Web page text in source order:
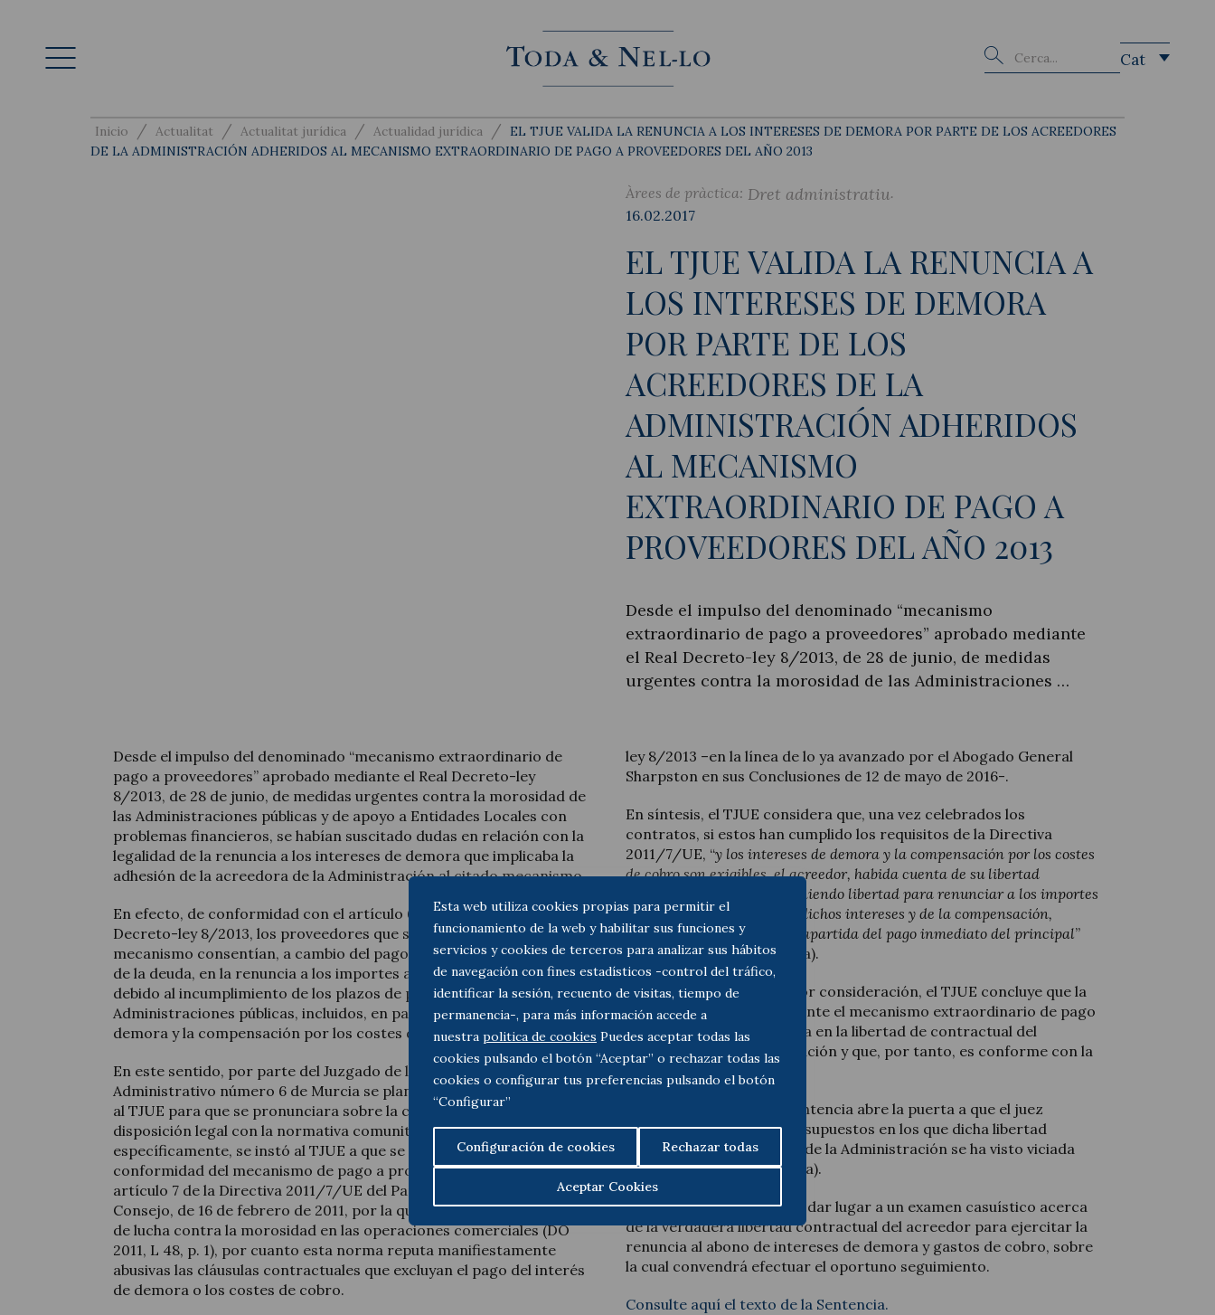
Esta web utiliza cookies propias para permitir el
funcionamiento de la web y habilitar sus funciones y
servicios y cookies de terceros para analizar sus hábitos
de navegación con fines estadísticos -control del tráfico,
identificar la sesión, recuento de visitas, tiempo de
permanencia-, para más información accede a
nuestra politica de cookies Puedes aceptar todas las
cookies pulsando el botón “Aceptar” o rechazar todas las
cookies o configurar tus preferencias pulsando el botón
“Configurar”
Configuración de cookies Rechazar todas
Aceptar Cookies
Actualitat jurídica
Notícies i articles
Buscar Cat
Inicio / Actualitat / Actualitat jurídica / Actualidad jurídica /
EL TJUE VALIDA LA RENUNCIA A LOS INTERESES DE DEMORA POR PARTE DE LOS ACREEDORES
DE LA ADMINISTRACIÓN ADHERIDOS AL MECANISMO EXTRAORDINARIO DE PAGO A PROVEEDORES DEL AÑO 2013
Àrees de pràctica: Dret administratiu
16.02.2017
EL TJUE VALIDA LA RENUNCIA A
LOS INTERESES DE DEMORA
POR PARTE DE LOS
ACREEDORES DE LA
ADMINISTRACIÓN ADHERIDOS
AL MECANISMO
EXTRAORDINARIO DE PAGO A
PROVEEDORES DEL AÑO 2013
Desde el impulso del denominado “mecanismo
extraordinario de pago a proveedores” aprobado mediante
el Real Decreto-ley 8/2013, de 28 de junio, de medidas
urgentes contra la morosidad de las Administraciones …
Desde el impulso del denominado “mecanismo extraordinario de
pago a proveedores” aprobado mediante el Real Decreto-ley
8/2013, de 28 de junio, de medidas urgentes contra la morosidad de
las Administraciones públicas y de apoyo a Entidades Locales con
problemas financieros, se habían suscitado dudas en relación con la
legalidad de la renuncia a los intereses de demora que implicaba la
adhesión de la acreedora de la Administración al citado mecanismo.
En efecto, de conformidad con el artículo 6 del mencionado Real
Decreto-ley 8/2013, los proveedores que se acogieran a este
mecanismo consentían, a cambio del pago inmediato del principal
de la deuda, en la renuncia a los importes accesorios adeudados
debido al incumplimiento de los plazos de pago por las
Administraciones públicas, incluidos, en particular, los intereses de
demora y la compensación por los costes de cobro.
En este sentido, por parte del Juzgado de lo Contencioso-
Administrativo número 6 de Murcia se planteó cuestión prejudicial
al TJUE para que se pronunciara sobre la conformidad de esta
disposición legal con la normativa comunitaria. Más
específicamente, se instó al TJUE a que se pronunciara sobre la
conformidad del mecanismo de pago a proveedores español con el
artículo 7 de la Directiva 2011/7/UE del Parlamento Europeo y del
Consejo, de 16 de febrero de 2011, por la que se establecen medidas
de lucha contra la morosidad en las operaciones comerciales (DO
2011, L 48, p. 1), por cuanto esta norma reputa manifiestamente
abusivas las cláusulas contractuales que excluyan el pago del interés
de demora o los costes de cobro.
ley 8/2013 –en la línea de lo ya avanzado por el Abogado General
Sharpston en sus Conclusiones de 12 de mayo de 2016-.
En síntesis, el TJUE considera que, una vez celebrados los
contratos, si estos han cumplido los requisitos de la Directiva
2011/7/UE, “y los intereses de demora y la compensación por los costes
de cobro son exigibles, el acreedor, habida cuenta de su libertad
contractual, debe seguir teniendo libertad para renunciar a los importes
adeudados en concepto de dichos intereses y de la compensación,
concretamente como contrapartida del pago inmediato del principal”
(párrafo 31 de la Sentencia).
Sobre la base de la anterior consideración, el TJUE concluye que la
renuncia efectuada mediante el mecanismo extraordinario de pago
a proveedores se enmarca en la libertad de contractual del
acreedor de la Administración y que, por tanto, es conforme con la
normativa comunitaria.
No obstante, la propia Sentencia abre la puerta a que el juez
nacional aprecie aquellos supuestos en los que dicha libertad
contractual del acreedor de la Administración se ha visto viciada
(párrafo 34 de la Sentencia).
En la práctica, ello podría dar lugar a un examen casuístico acerca
de la verdadera libertad contractual del acreedor para ejercitar la
renuncia al abono de intereses de demora y gastos de cobro, sobre
la cual convendrá efectuar el oportuno seguimiento.
Consulte aquí el texto de la Sentencia.